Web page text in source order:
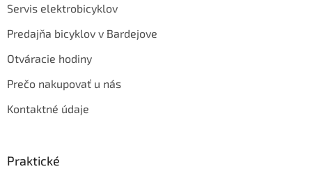
Servis elektrobicyklov
Predajňa bicyklov v Bardejove
Otváracie hodiny
Prečo nakupovať u nás
Kontaktné údaje
Praktické